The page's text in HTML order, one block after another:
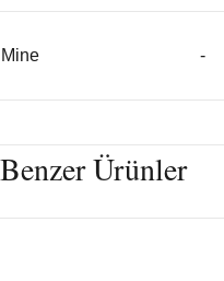
Mine -
Benzer Ürünler